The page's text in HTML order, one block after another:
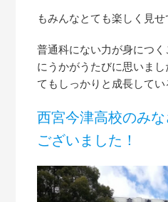
もみんなとても楽しく見せ
普通科にない力が身につ
にうかがうたびに思いま
てもしっかりと成長してい
西宮今津高校のみ
ございました！